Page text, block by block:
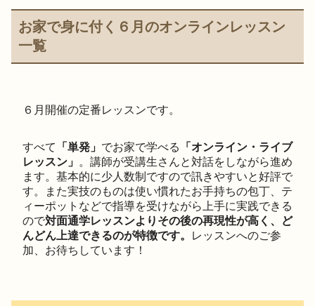
お家で身に付く６月のオンラインレッスン
一覧
６月開催の定番レッスンです。
すべて 「単発」 でお家で学べる
「オンライン・ライブ
レッスン」 。講師が受講生さんと対話をしながら進め
ます。基本的に少人数制ですので訊きやすいと好評で
す。また実技のものは使い慣れたお手持ちの包丁、テ
ィーポットなどで指導を受けながら上手に実践できる
ので対面通学レッスンよりその後の再現性が高く、ど
んどん上達できるのが特徴です。
レッスンへのご参
加、お待ちしています！